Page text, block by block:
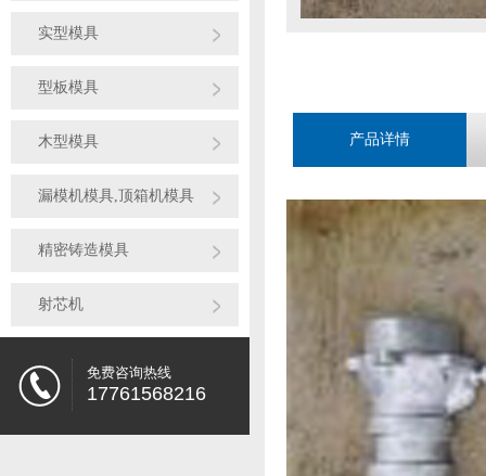
实型模具
型板模具
木型模具
漏模机模具,顶箱机模具
精密铸造模具
射芯机
免费咨询热线
17761568216
产品详情